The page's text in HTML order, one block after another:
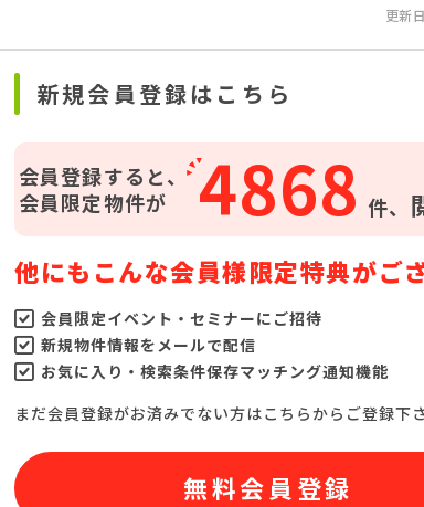
更新
新規会員登録はこちら
会員登録すると、
会員限定物件が
4868 件、
他にもこんな会員様限定特典がご
会員限定イベント・セミナーにご招待
新規物件情報をメールで配信
お気に入り・検索条件保存マッチング通知機能
まだ会員登録がお済みでない方はこちらからご登録下さ
無料会員登録